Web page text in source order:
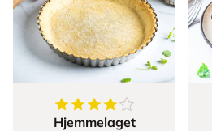
4.133333333333334
Hjemmelaget